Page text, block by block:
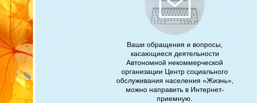
Ваши обращения и вопросы,
касающиеся деятельности
Автономной некоммерческой
организации Центр социального
обслуживания населения «Жизнь»,
можно направить в Интернет-
приемную.